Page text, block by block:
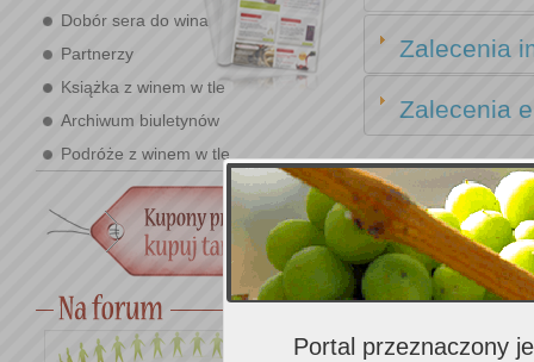
Dobór sera do wina
Partnerzy
Książka z winem w tle
Archiwum biuletynów
Podróże z winem w tle
Zalecenia
Zalecenia
Portal przeznaczony